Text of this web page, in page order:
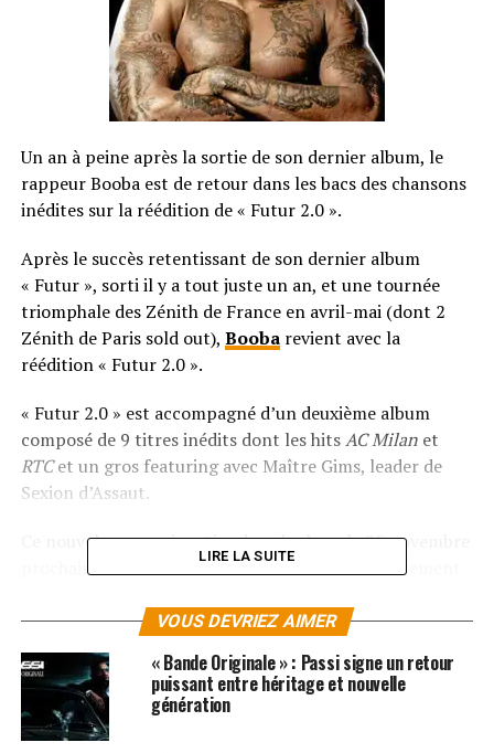
Un an à peine après la sortie de son dernier album, le
rappeur Booba est de retour dans les bacs des chansons
inédites sur la réédition de « Futur 2.0 ».
Après le succès retentissant de son dernier album
« Futur », sorti il y a tout juste un an, et une tournée
triomphale des Zénith de France en avril-mai (dont 2
Zénith de Paris sold out), Boobarevient avec la
réédition « Futur 2.0 ».
« Futur 2.0 » est accompagné d’un deuxième album
composé de 9 titres inédits dont les hitsAC Milanet
RTCet un gros featuring avec Maître Gims, leader de
Sexion d’Assaut.
Ce nouvel opus, qui sortira dans les bacs le 25 novembre
prochain, s’annonce d’ores et déjà comme l’événement
disponibles sur iTunesetAmazon!
SUJETS ASSOCIÉS: BOOBA KAARIS MAITRE GIMS
LIRE LA SUITE
VOUS DEVRIEZ AIMER
« Bande Originale » : Passi signe un retour
puissant entre héritage et nouvelle
génération